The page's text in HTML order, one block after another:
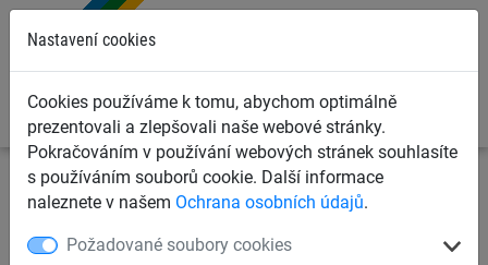
Nastavení cookies
Cookies používáme k tomu, abychom optimálně
prezentovali a zlepšovali naše webové stránky.
Pokračováním v používání webových stránek souhlasíte
s používáním souborů cookie. Další informace
naleznete v našem Ochrana osobních údajů.
Požadované soubory cookies
Ochranné sítě a plachty Ochranné sítě pro sklady